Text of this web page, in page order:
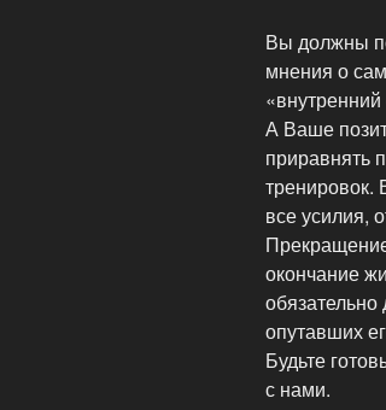
Вы должны
мнения о
А Ваше
приравнять
тренировок.
все усилия,
окончание
опутавших
Будьте
с нами.